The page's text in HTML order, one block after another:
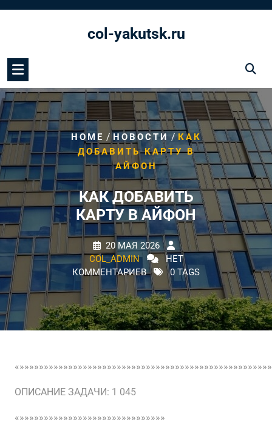
col-yakutsk.ru
HOME /НОВОСТИ / КАК
ДОБАВИТЬ КАРТУ В
АЙФОН
КАК ДОБАВИТЬ
КАРТУ В АЙФОН
20 МАЯ 2026
COL_ADMIN
НЕТ
КОММЕНТАРИЕВ
0 TAGS
ОПИСАНИЕ ЗАДАЧИ: 1 045
«»»»»»»»»»»»»»»»»»»»»»»»»»»»»»»